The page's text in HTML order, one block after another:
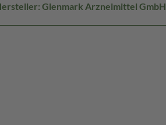
Glenmark Arzneimittel GmbH